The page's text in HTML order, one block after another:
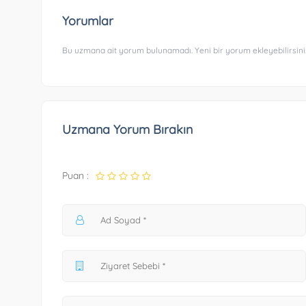
Yorumlar
Bu uzmana ait yorum bulunamadı. Yeni bir yorum
Uzmana Yorum Bırakın
Puan :